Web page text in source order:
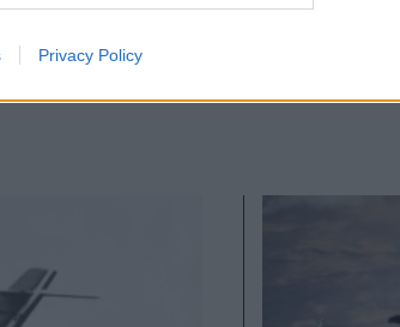
Privacy Policy